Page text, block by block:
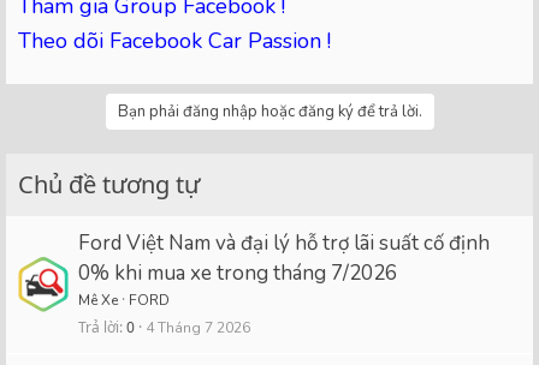
Theo dõi Facebook Car Passion !
Bạn phải đăng nhập hoặc đăng ký để trả lời.
Chủ đề tương tự
Ford Việt Nam và đại lý hỗ trợ lãi suất cố định
0% khi mua xe trong tháng 7/2026
Mê Xe FORD
Trả lời 0 4 Tháng 7 2026